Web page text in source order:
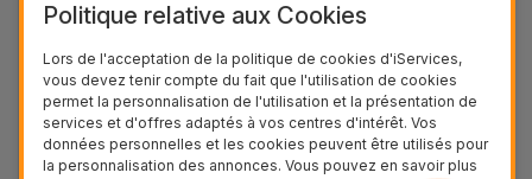
unGoogle Pixel, nos techniciens interviennent
sur toutes les marques. Nous maîtrisons tous
types de réparations: remplacement d'écran
cassé, changement de batterie, récupération de
données, réparation du connecteur de charge ou
de la vitre arrière, et bien d'autres encore.
Politique relative aux Cookies
Lors de l'acceptation de la politique de cookies d'iServices,
vous devez tenir compte du fait que l'utilisation de cookies
permet la personnalisation de l'utilisation et la présentation de
services et d'offres adaptés à vos centres d'intérêt. Vos
données personnelles et les cookies peuvent être utilisés pour
la personnalisation des annonces. Vous pouvez en savoir plus